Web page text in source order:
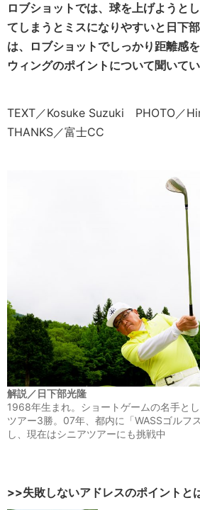
ロブショットでは、球を上げようと
てしまうとミスになりやすいと日下
は、ロブショットでしっかり距離感
ウィングのポイントについて聞いてい
TEXT／Kosuke Suzuki PHOTO／
THANKS／富士CC
解説／日下部光隆
1968年生まれ。ショートゲームの名手と
ツアー3勝。07年、都内に「WASSゴルフ
し、現在はシニアツアーにも挑戦中
>>失敗しないアドレスのポイントと